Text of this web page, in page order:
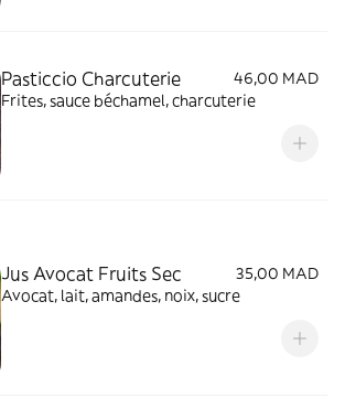
Pasticcio Charcuterie
46,00 MAD
Frites, sauce béchamel, charcuterie
Jus Avocat Fruits Sec
35,00 MAD
Avocat, lait, amandes, noix, sucre